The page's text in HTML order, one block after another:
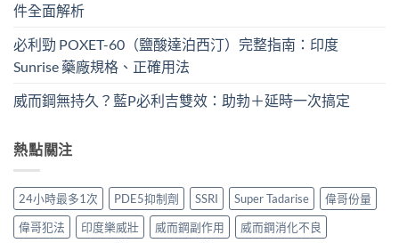
件全面解析
必利勁 POXET-60（鹽酸達泊西汀）完整指南：印度
Sunrise 藥廠規格、正確用法
威而鋼無持久？藍P必利吉雙效：助勃＋延時一次搞定
熱點關注
24小時最多1次 PDE5抑制劑 SSRI Super Tadarise
偉哥份量
偉哥犯法
印度樂威壯 威而鋼副作用
威而鋼消化不良